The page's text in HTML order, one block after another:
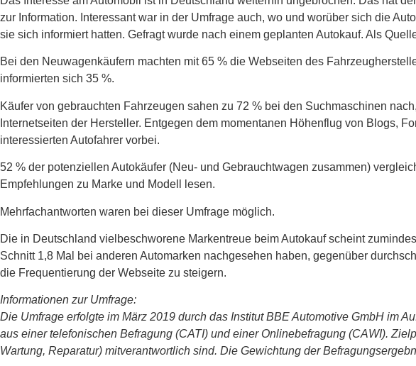
zur Information. Interessant war in der Umfrage auch, wo und worüber sich die
sie sich informiert hatten. Gefragt wurde nach einem geplanten Autokauf. Als
Bei den Neuwagenkäufern machten mit 65 % die Webseiten des
informierten sich 35 %.
Käufer von gebrauchten Fahrzeugen sahen zu 72 % bei den Suchmaschinen
Internetseiten der Hersteller. Entgegen dem momentanen Höhenflug von Blogs,
interessierten Autofahrer vorbei.
52 % der potenziellen Autokäufer (Neu- und Gebrauchtwagen zusammen)
Empfehlungen zu Marke und Modell lesen.
Mehrfachantworten waren bei dieser Umfrage möglich.
Die in Deutschland vielbeschworene Markentreue beim Autokauf scheint
Schnitt 1,8 Mal bei anderen Automarken nachgesehen haben, gegenüber
die Frequentierung der Webseite zu steigern.
Informationen zur Umfrage:
Die Umfrage erfolgte im März 2019 durch das Institut BBE Automotive GmbH im
aus einer telefonischen Befragung (CATI) und einer Onlinebefragung (CAWI).
Wartung, Reparatur) mitverantwortlich sind. Die Gewichtung der